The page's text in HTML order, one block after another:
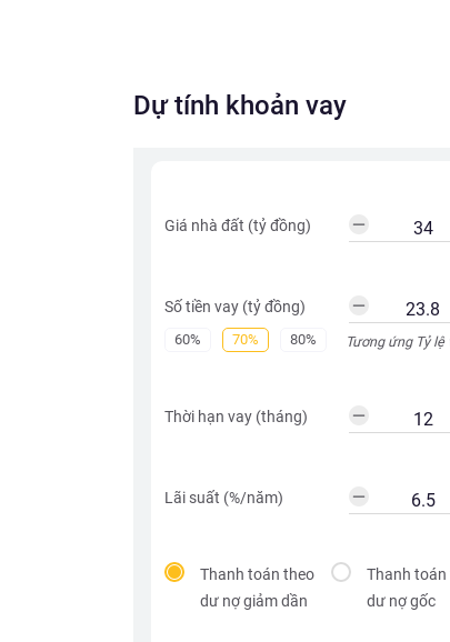
Dự tính khoản vay
Giá nhà đất (tỷ đồng)
Số tiền vay (tỷ đồng)
60% 70% 80% Tương ứng Tỷ lệ
Thời hạn vay (tháng)
Lãi suất (%/năm)
Thanh toán theo
dư nợ giảm dần
Thanh toán
dư nợ gốc